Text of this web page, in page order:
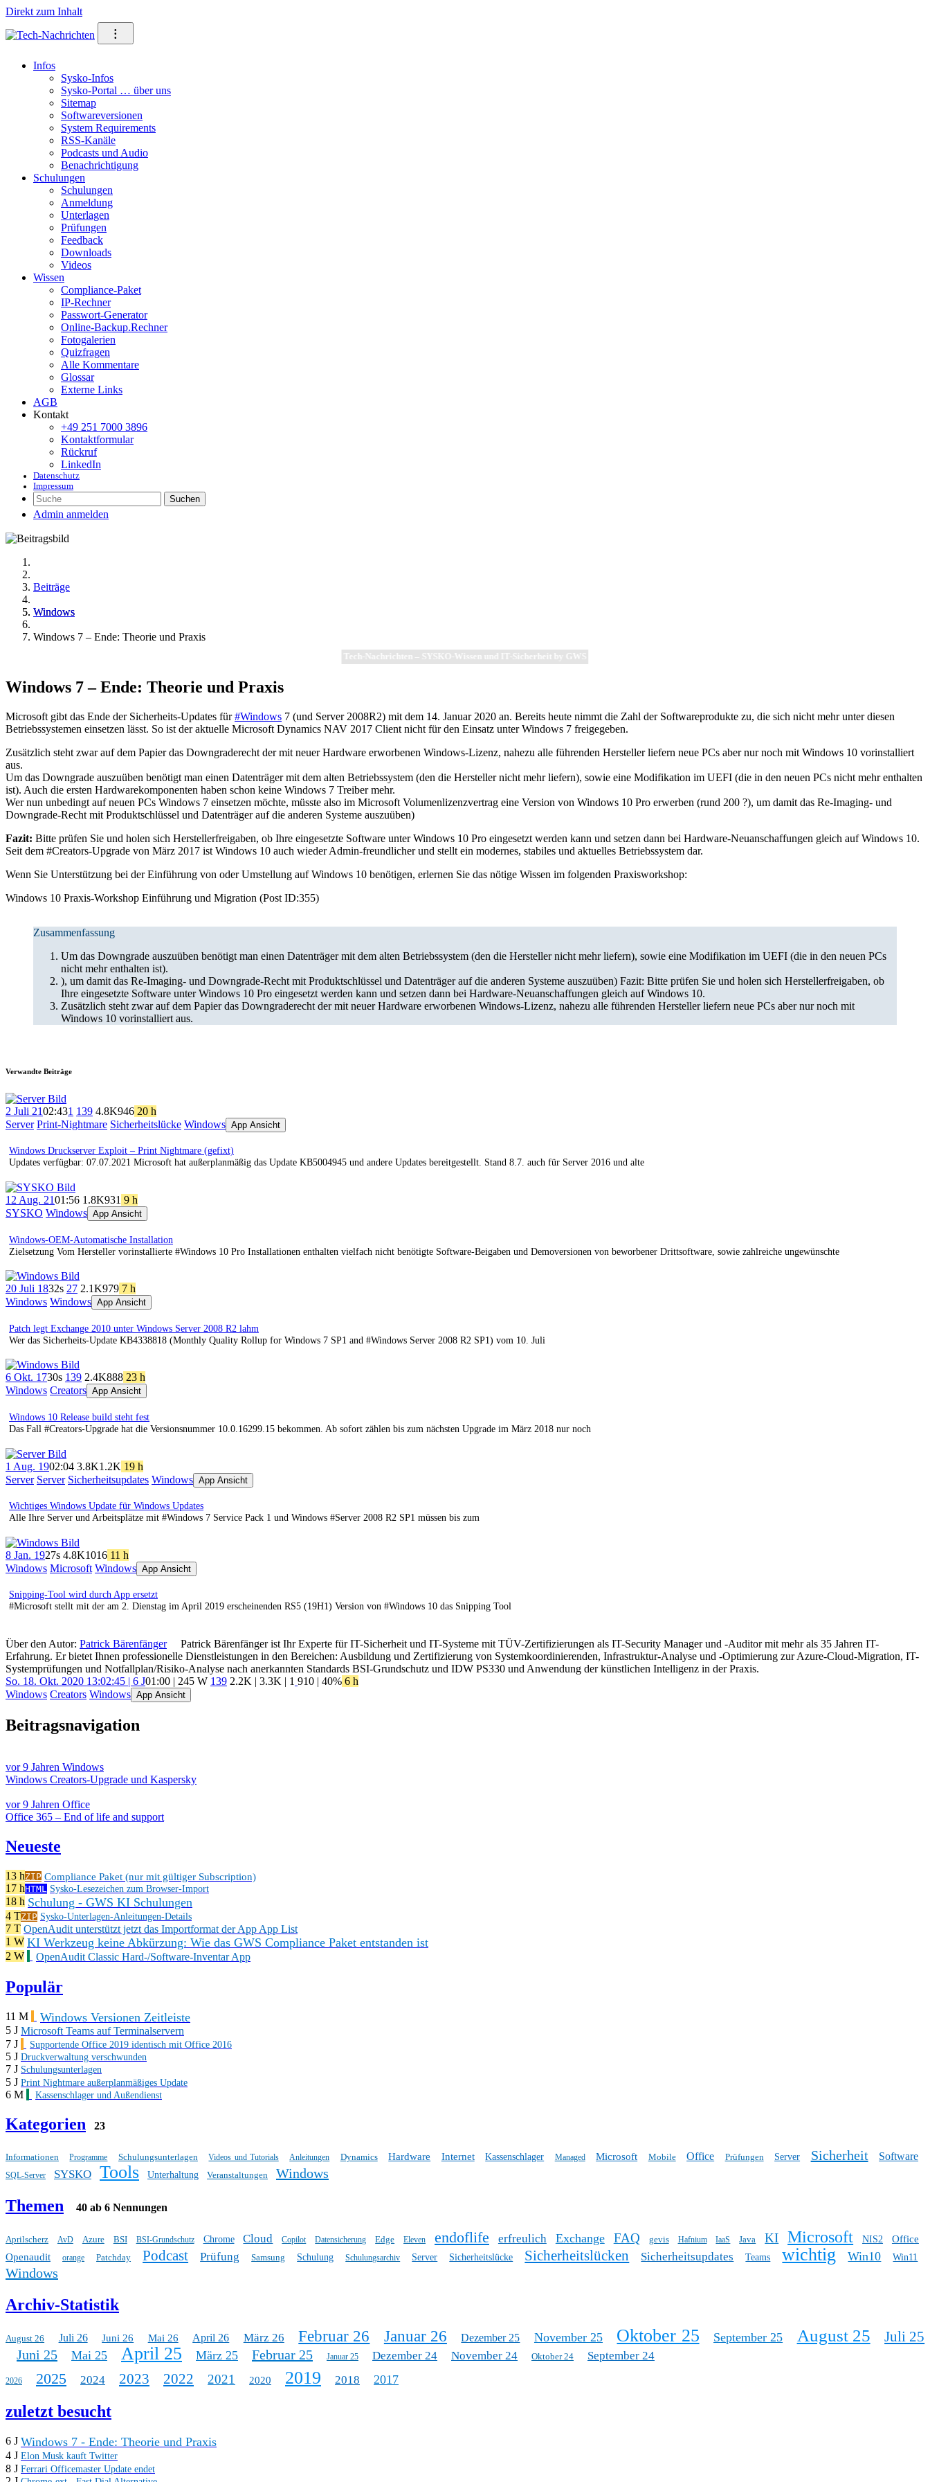
Direkt zum Inhalt
⁝
Infos
Sysko-Infos
Sysko-Portal … über uns
Sitemap
Softwareversionen
System Requirements
RSS-Kanäle
Podcasts und Audio
Benachrichtigung
Schulungen
Schulungen
Anmeldung
Unterlagen
Prüfungen
Feedback
Downloads
Videos
Wissen
Compliance-Paket
IP-Rechner
Passwort-Generator
Online-Backup.Rechner
Fotogalerien
Quizfragen
Alle Kommentare
Glossar
Externe Links
AGB
Kontakt
+49 251 7000 3896
Kontaktformular
Rückruf
LinkedIn
Datenschutz
Impressum
Suchen
Admin anmelden
Beiträge
Windows
Windows 7 – Ende: Theorie und Praxis
Tech-Nachrichten – SYSKO-Wissen und IT-Sicherheit by GWS
Windows 7 – Ende: Theorie und Praxis
Microsoft gibt das Ende der Sicherheits-Updates für#Windows 7 (und Server 2008R2) mit dem 14. Januar 2020 an. Bereits heute nimmt die Zahl der Softwareprodukte zu, die sich nicht mehr unter diesen
Betriebssystemen einsetzen lässt. So ist der aktuelle Microsoft Dynamics NAV 2017 Client nicht für den Einsatz unter Windows 7 freigegeben.
Zusätzlich steht zwar auf dem Papier das Downgraderecht der mit neuer Hardware erworbenen Windows-Lizenz, nahezu alle führenden Hersteller liefern neue PCs aber nur noch mit Windows 10 vorinstalliert
aus.
Um das Downgrade auszuüben benötigt man einen Datenträger mit dem alten Betriebssystem (den die Hersteller nicht mehr liefern), sowie eine Modifikation im UEFI (die in den neuen PCs nicht mehr enthalten
ist). Auch die ersten Hardwarekomponenten haben schon keine Windows 7 Treiber mehr.
Wer nun unbedingt auf neuen PCs Windows 7 einsetzen möchte, müsste also im Microsoft Volumenlizenzvertrag eine Version von Windows 10 Pro erwerben (rund 200 ?), um damit das Re-Imaging- und
Downgrade-Recht mit Produktschlüssel und Datenträger auf die anderen Systeme auszuüben)
Fazit: Bitte prüfen Sie und holen sich Herstellerfreigaben, ob Ihre eingesetzte Software unter Windows 10 Pro eingesetzt werden kann und setzen dann bei Hardware-Neuanschaffungen gleich auf Windows 10.
Seit dem #Creators-Upgrade von März 2017 ist Windows 10 auch wieder Admin-freundlicher und stellt ein modernes, stabiles und aktuelles Betriebssystem dar.
Wenn Sie Unterstützung bei der Einführung von oder Umstellung auf Windows 10 benötigen, erlernen Sie das nötige Wissen im folgenden Praxisworkshop:
Windows 10 Praxis-Workshop Einführung und Migration (Post ID:355)
Zusammenfassung
Um das Downgrade auszuüben benötigt man einen Datenträger mit dem alten Betriebssystem (den die Hersteller nicht mehr liefern), sowie eine Modifikation im UEFI (die in den neuen PCs
nicht mehr enthalten ist).
), um damit das Re-Imaging- und Downgrade-Recht mit Produktschlüssel und Datenträger auf die anderen Systeme auszuüben) Fazit: Bitte prüfen Sie und holen sich Herstellerfreigaben, ob
Ihre eingesetzte Software unter Windows 10 Pro eingesetzt werden kann und setzen dann bei Hardware-Neuanschaffungen gleich auf Windows 10.
Zusätzlich steht zwar auf dem Papier das Downgraderecht der mit neuer Hardware erworbenen Windows-Lizenz, nahezu alle führenden Hersteller liefern neue PCs aber nur noch mit
Windows 10 vorinstalliert aus.
Verwandte Beiträge
2 Juli 2102:431 139 4.8K946 20 h
Server Print-Nightmare Sicherheitslücke Windows App Ansicht
Windows Druckserver Exploit – Print Nightmare (gefixt)
Updates verfügbar: 07.07.2021 Microsoft hat außerplanmäßig das Update KB5004945 und andere Updates bereitgestellt. Stand 8.7. auch für Server 2016 und alte
12 Aug. 2101:56 1.8K931 9 h
SYSKO Windows App Ansicht
Windows-OEM-Automatische Installation
Zielsetzung Vom Hersteller vorinstallierte #Windows 10 Pro Installationen enthalten vielfach nicht benötigte Software-Beigaben und Demoversionen von beworbener Drittsoftware, sowie zahlreiche ungewünschte
20 Juli 1832s 27 2.1K979 7 h
Windows Windows App Ansicht
Patch legt Exchange 2010 unter Windows Server 2008 R2 lahm
Wer das Sicherheits-Update KB4338818 (Monthly Quality Rollup for Windows 7 SP1 and #Windows Server 2008 R2 SP1) vom 10. Juli
6 Okt. 1730s 139 2.4K888 23 h
Windows Creators App Ansicht
Windows 10 Release build steht fest
Das Fall #Creators-Upgrade hat die Versionsnummer 10.0.16299.15 bekommen. Ab sofort zählen bis zum nächsten Upgrade im März 2018 nur noch
1 Aug. 1902:04 3.8K1.2K 19 h
Server Server Sicherheitsupdates Windows App Ansicht
Wichtiges Windows Update für Windows Updates
Alle Ihre Server und Arbeitsplätze mit #Windows 7 Service Pack 1 und Windows #Server 2008 R2 SP1 müssen bis zum
8 Jan. 1927s 4.8K1016 11 h
Windows Microsoft Windows App Ansicht
Snipping-Tool wird durch App ersetzt
#Microsoft stellt mit der am 2. Dienstag im April 2019 erscheinenden RS5 (19H1) Version von #Windows 10 das Snipping Tool
Über den Autor: Patrick Bärenfänger
Patrick Bärenfänger ist Ihr Experte für IT-Sicherheit und IT-Systeme mit TÜV-Zertifizierungen als IT-Security Manager und -Auditor mit mehr als 35 Jahren IT-
Erfahrung. Er bietet Ihnen professionelle Dienstleistungen in den Bereichen: Ausbildung und Zertifizierung von Systemkoordinierenden, Infrastruktur-Analyse und -Optimierung zur Azure-Cloud-Migration, IT-
Systemprüfungen und Notfallplan/Risiko-Analyse nach anerkannten Standards BSI-Grundschutz und IDW PS330 und Anwendung der künstlichen Intelligenz in der Praxis.
So. 18. Okt. 2020 13:02:45 | 6 J01:00 | 245 W 139 2.2K | 3.3K | 1 910 | 40% 6 h
Windows Creators Windows App Ansicht
Beitragsnavigation
vor 9 Jahren Windows
Windows Creators-Upgrade und Kaspersky
vor 9 Jahren Office
Office 365 – End of life and support
Neueste
13 hZIP Compliance Paket (nur mit gültiger Subscription)
17 hHTML Sysko-Lesezeichen zum Browser-Import
18 h Schulung - GWS KI Schulungen
4 TZIP Sysko-Unterlagen-Anleitungen-Details
7 T OpenAudit unterstützt jetzt das Importformat der App App List
1 W KI Werkzeug keine Abkürzung: Wie das GWS Compliance Paket entstanden ist
2 W OpenAudit Classic Hard-/Software-Inventar App
Populär
11 M Windows Versionen Zeitleiste
5 J Microsoft Teams auf Terminalservern
7 J
Supportende Office 2019 identisch mit Office 2016
5 J Druckverwaltung verschwunden
7 J Schulungsunterlagen
5 J Print Nightmare außerplanmäßiges Update
6 M Kassenschlager und Außendienst
Kategorien 23
Informationen Programme Schulungsunterlagen Videos und Tutorials Anleitungen Dynamics Hardware Internet Kassenschlager Managed Microsoft Mobile Office Prüfungen Server Sicherheit Software
SQL-Server SYSKO Tools Unterhaltung Veranstaltungen Windows
Themen 40 ab 6 Nennungen
Aprilscherz AvD Azure BSI BSI-Grundschutz Chrome Cloud Copilot Datensicherung Edge Eleven endoflife erfreulich Exchange FAQ gevis Hafnium IaaS Java KI Microsoft NIS2
Office
Openaudit
orange Patchday Podcast Prüfung Samsung Schulung Schulungsarchiv Server Sicherheitslücke Sicherheitslücken Sicherheitsupdates Teams wichtig Win10 Win11
Windows
Archiv-Statistik
August 26 Juli 26 Juni 26 Mai 26 April 26 März 26 Februar 26 Januar 26 Dezember 25 November 25 Oktober 25 September 25 August 25 Juli 25
Juni 25 Mai 25 April 25 März 25 Februar 25 Januar 25 Dezember 24 November 24 Oktober 24 September 24
2026 2025 2024 2023 2022 2021 2020 2019 2018 2017
zuletzt besucht
6 J Windows 7 - Ende: Theorie und Praxis
4 J Elon Musk kauft Twitter
8 J Ferrari Officemaster Update endet